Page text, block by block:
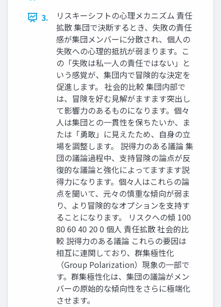
3.
リスキーシフトの心理メカニズム 責任
拡散 集団で決断するとき、失敗の責任
感が集団メンバーに分散され、個人の
失敗への心理的抵抗が弱まります。こ
の「失敗は私一人の責任ではない」と
いう感覚が、集団内で冒険的な決定を
促進します。 社会的比較 集団内部で
は、冒険を好む見解がますます突出し
て影響力のあるものになります。個々
人は集団との一貫性を保ちたいか、ま
たは「勇敢」に見えたため、自身の立
場を調整します。 説得力のある議論 集
団の議論過程中、支持冒険の論点が反
復的な議論と強化によってますます説
得力になります。個々人はこれらの論
点を聞いて、元々の慎重な傾向が弱ま
り、より冒険的なオプションを支持す
ることになります。 リスクへの傾 100
80 60 40 20 0 個人 責任拡散 社会的比
較 説得力のある議論 これらの要因は
相互に連関しており、群集極性化
（Group Polarization）現象の一部で
す。群集極性化は、集団の議論がメン
バーの原始的な傾向性をさらに極端化
させます。